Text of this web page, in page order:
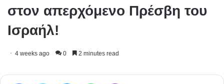
στον απερχόμενο Πρέσβη του
Ισραήλ!
4 weeks ago 0 2 minutes read